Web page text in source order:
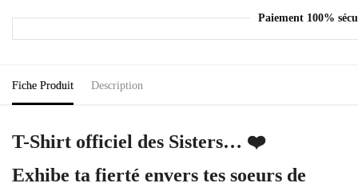
Paiement 100%
Fiche Produit Description
T-Shirt officiel des Sisters… ❤️
Exhibe ta fierté envers tes soeurs de